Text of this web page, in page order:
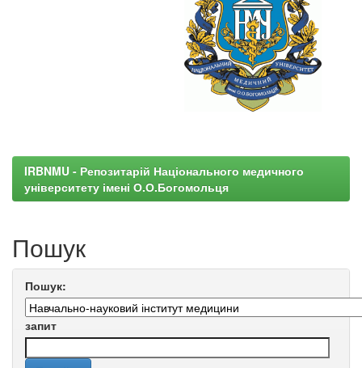
IRBNMU - Репозитарій Національного медичного
університету імені О.О.Богомольця
Пошук
Пошук:
запит